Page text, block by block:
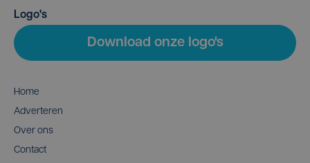
Logo's
Download onze logo's
Home
Adverteren
Over ons
Contact